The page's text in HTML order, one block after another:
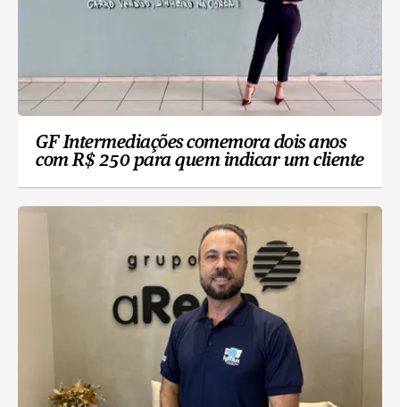
GF Intermediações comemora dois anos
com R$ 250 para quem indicar um cliente